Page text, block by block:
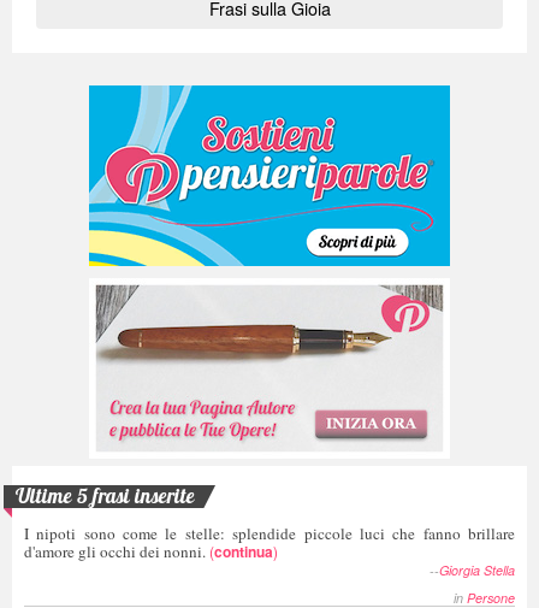
Frasi sulla Gioia
Ultime 5 frasi inserite
I nipoti sono come le stelle: splendide piccole luci che fanno brillare
d'amore gli occhi dei nonni. (continua)
--Giorgia Stella
in Persone